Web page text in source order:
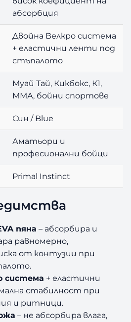
абсорбция
Двойна Велкро система
+ еластични ленти под
стъпалото
Муай Тай, Кикбокс, К1,
ММА, бойни спортове
Син / Blue
Аматьори и
професионални бойци
Primal Instinct
пяна – абсорбира и
равномерно,
от контузии при
система + еластични
стабилност при
и ритници.
– не абсорбира влага,